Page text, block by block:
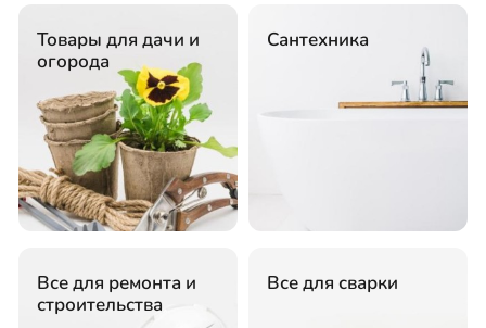
Товары для дачи и
огорода
Сантехника
Все для ремонта и
строительства
Все для сварки